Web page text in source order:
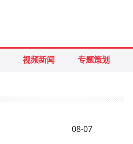
视频新闻 专题策划
08-07